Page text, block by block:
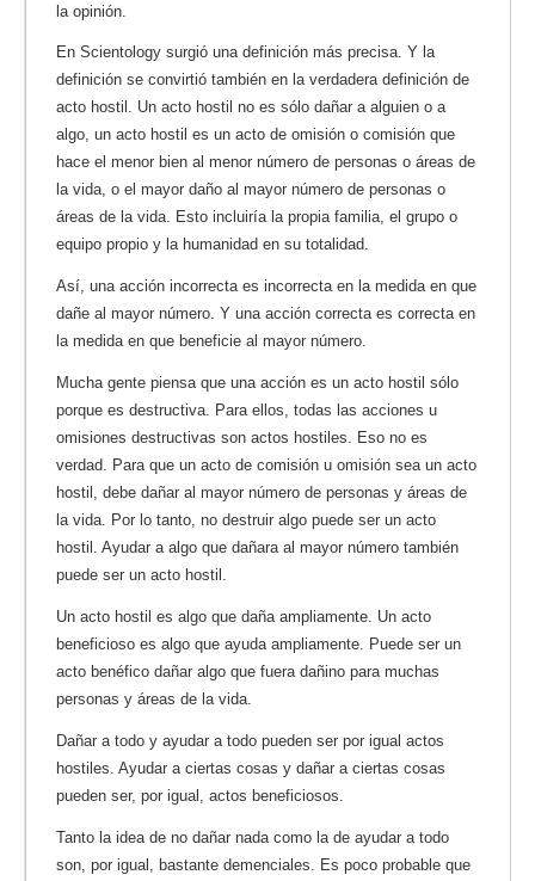
la opinión.
En Scientology surgió una definición más precisa. Y la
definición se convirtió también en la verdadera definición de
acto hostil. Un acto hostil no es sólo dañar a alguien o a
algo, un acto hostil es un acto de omisión o comisión que
hace el menor bien al menor número de personas o áreas de
la vida, o el mayor daño al mayor número de personas o
áreas de la vida. Esto incluiría la propia familia, el grupo o
equipo propio y la humanidad en su totalidad.
Así, una acción incorrecta es incorrecta en la medida en que
dañe al mayor número. Y una acción correcta es correcta en
la medida en que beneficie al mayor número.
Mucha gente piensa que una acción es un acto hostil sólo
porque es destructiva. Para ellos, todas las acciones u
omisiones destructivas son actos hostiles. Eso no es
verdad. Para que un acto de comisión u omisión sea un acto
hostil, debe dañar al mayor número de personas y áreas de
la vida. Por lo tanto, no destruir algo puede ser un acto
hostil. Ayudar a algo que dañara al mayor número también
puede ser un acto hostil.
Un acto hostil es algo que daña ampliamente. Un acto
beneficioso es algo que ayuda ampliamente. Puede ser un
acto benéfico dañar algo que fuera dañino para muchas
personas y áreas de la vida.
Dañar a todo y ayudar a todo pueden ser por igual actos
hostiles. Ayudar a ciertas cosas y dañar a ciertas cosas
pueden ser, por igual, actos beneficiosos.
Tanto la idea de no dañar nada como la de ayudar a todo
son, por igual, bastante demenciales. Es poco probable que